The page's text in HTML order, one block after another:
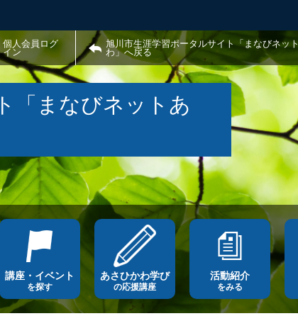
個人会員ログ
イン
旭川市生涯学習ポータルサイト「まなびネッ
わ」へ戻る
「まなびネットあ
講座・イベント
を探す
あさひかわ学び
の応援講座
活動紹介
をみる